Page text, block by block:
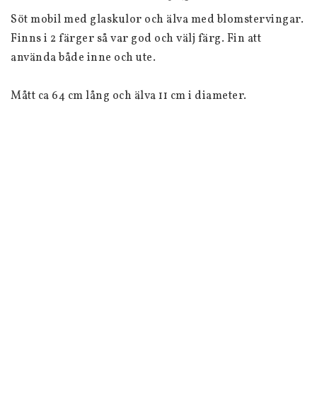
Söt mobil med glaskulor och älva med blomstervingar.
Finns i 2 färger så var god och välj färg. Fin att
använda både inne och ute.
Mått ca 64 cm lång och älva 11 cm i diameter.